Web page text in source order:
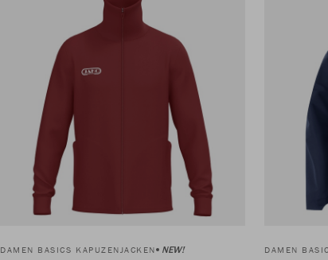
DAMEN BASICS KAPUZENJACKEN NEW! DAMEN